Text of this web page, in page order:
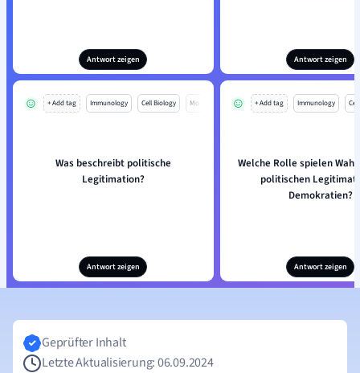
Antwort zeigen Antwort zeigen
+ Add tag Immunology Cell Biology Mo
Was beschreibt politische
Legitimation?
Antwort zeigen
+ Add tag Immunology
Welche Rolle spielen
politischen
Demokratien?
Antwort zeigen
Geprüfter Inhalt
Letzte Aktualisierung: 06.09.2024